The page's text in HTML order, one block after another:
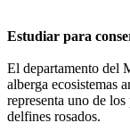
Estudiar para
El departamento del
alberga ecosistemas
representa uno de
delfines rosados.